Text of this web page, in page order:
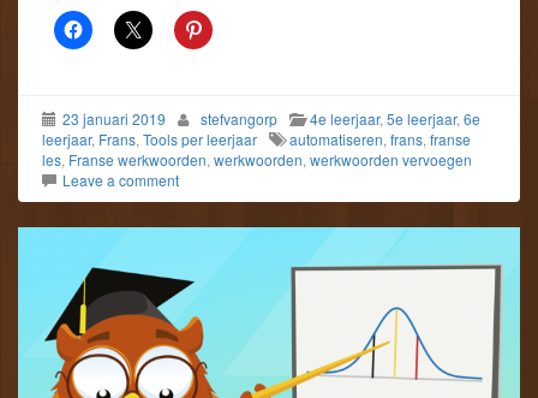
23 januari 2019 stefvangorp 4e leerjaar, 5e leerjaar, 6e
leerjaar, Frans, Tools per leerjaar automatiseren, frans, franse
les, Franse werkwoorden, werkwoorden, werkwoorden vervoegen
Leave a comment